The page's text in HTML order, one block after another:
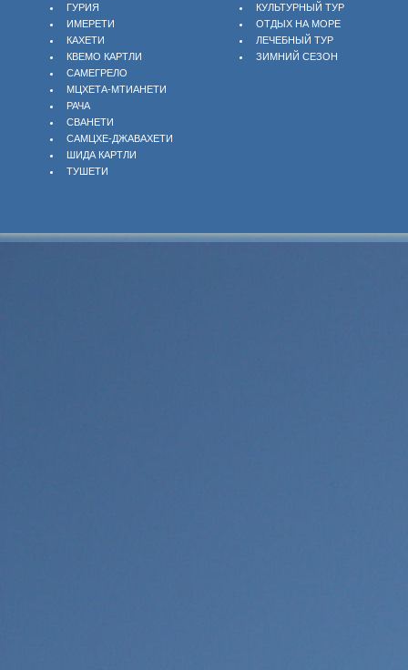
ГУРИЯ
ИМЕРЕТИ
КАХЕТИ
КВЕМО КАРТЛИ
САМЕГРЕЛО
МЦХЕТА-МТИАНЕТИ
РАЧА
СВАНЕТИ
САМЦХЕ-ДЖАВАХЕТИ
ШИДА КАРТЛИ
ТУШЕТИ
КУЛЬТУРНЫЙ ТУР
ОТДЫХ НА МОРЕ
ЛЕЧЕБНЫЙ ТУР
ЗИМНИЙ СЕЗОН